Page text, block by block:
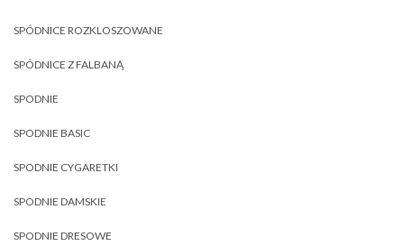
SPÓDNICE ROZKLOSZOWANE
SPÓDNICE Z FALBANĄ
SPODNIE
SPODNIE BASIC
SPODNIE CYGARETKI
SPODNIE DAMSKIE
SPODNIE DRESOWE